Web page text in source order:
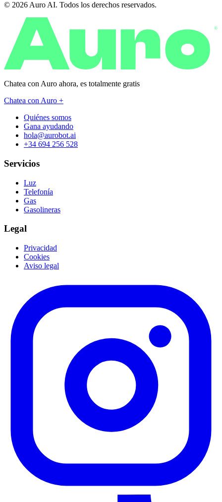
© 2026 Auro AI. Todos los derechos reservados.
®
Chatea con Auro ahora, es totalmente gratis
Chatea con Auro +
Quiénes somos
Gana ayudando
hola@aurobot.ai
+34 694 256 528
Servicios
Luz
Telefonía
Gas
Gasolineras
Legal
Privacidad
Cookies
Aviso legal